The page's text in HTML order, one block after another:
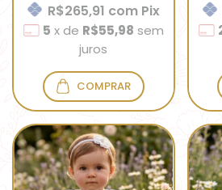
R$265,91 com Pix
5 x de R$55,98 sem
juros
COMPRAR